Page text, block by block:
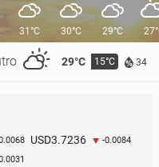
29°C 15°C 34
31°C 30°C 29°C
USD3.7236 -0.0084